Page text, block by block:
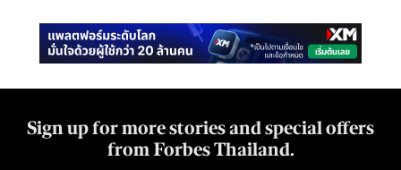
Sign up for more stories and special offers
from Forbes Thailand.